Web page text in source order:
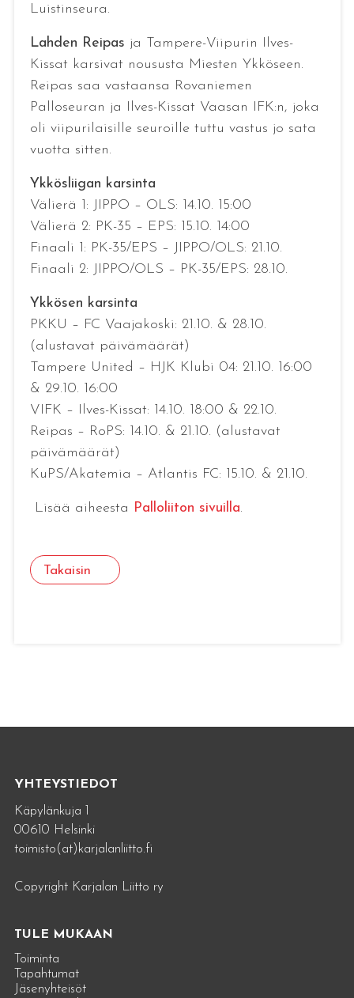
Luistinseura.
Lahden Reipas ja Tampere-Viipurin Ilves-
Kissat karsivat noususta Miesten Ykköseen.
Reipas saa vastaansa Rovaniemen
Palloseuran ja Ilves-Kissat Vaasan IFK:n, joka
oli viipurilaisille seuroille tuttu vastus jo sata
vuotta sitten.
Ykkösliigan karsinta
Välierä 1: JIPPO – OLS: 14.10. 15:00
Välierä 2: PK-35 – EPS: 15.10. 14:00
Finaali 1: PK-35/EPS – JIPPO/OLS: 21.10.
Finaali 2: JIPPO/OLS – PK-35/EPS: 28.10.
Ykkösen karsinta
PKKU – FC Vaajakoski: 21.10. & 28.10.
(alustavat päivämäärät)
Tampere United – HJK Klubi 04: 21.10. 16:00
& 29.10. 16:00
VIFK – Ilves-Kissat: 14.10. 18:00 & 22.10.
Reipas – RoPS: 14.10. & 21.10. (alustavat
päivämäärät)
KuPS/Akatemia – Atlantis FC: 15.10. & 21.10.
Lisää aiheesta Palloliiton sivuilla.
Takaisin
YHTEYSTIEDOT
Käpylänkuja 1
00610 Helsinki
toimisto(at)karjalanliitto.fi
Copyright Karjalan Liitto ry
TULE MUKAAN
Toiminta
Tapahtumat
Jäsenyhteisöt